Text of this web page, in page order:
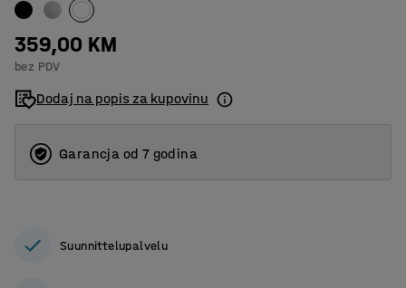
359,00 KM
bez PDV
Dodaj na popis za kupovinu
Garancja od 7 godina
Suunnittelupalvelu